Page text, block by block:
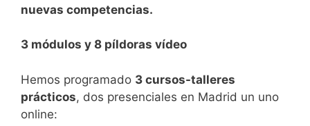
nuevas competencias.
3 módulos y 8 píldoras vídeo
Hemos programado 3 cursos-talleres
prácticos, dos presenciales en Madrid un uno
online: